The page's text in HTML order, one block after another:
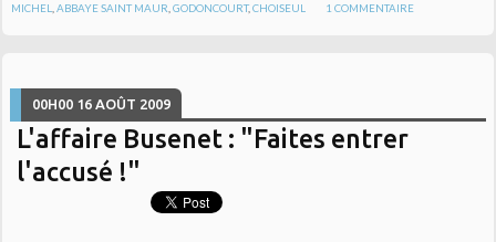
MICHEL,ABBAYE SAINT MAUR,GODONCOURT,CHOISEUL 1COMMENTAIRE
00H00 16 AOÛT 2009
L'affaire Busenet : "Faites entrer
l'accusé !"